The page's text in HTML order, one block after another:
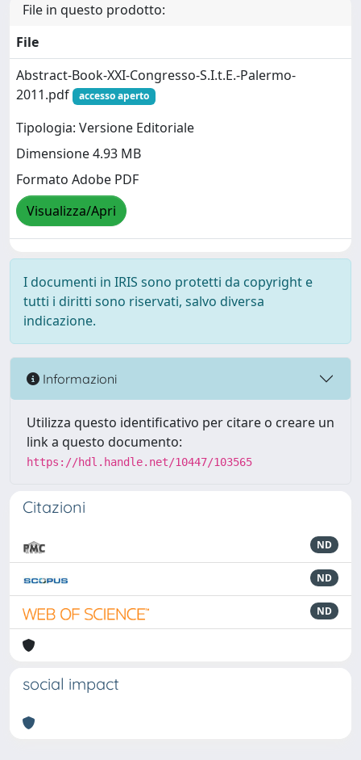
File in questo prodotto:
File
Abstract-Book-XXI-Congresso-S.I.t.E.-Palermo-
2011.pdf
accesso aperto
Tipologia: Versione Editoriale
Dimensione 4.93 MB
Formato Adobe PDF
Visualizza/Apri
I documenti in IRIS sono protetti da copyright e
tutti i diritti sono riservati, salvo diversa
indicazione.
Informazioni
Utilizza questo identificativo per citare o creare un
link a questo documento:
https://hdl.handle.net/10447/103565
Citazioni
ND
ND
ND
social impact